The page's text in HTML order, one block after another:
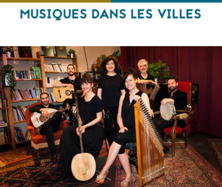
Musiques dans les villes
RENCONTRE